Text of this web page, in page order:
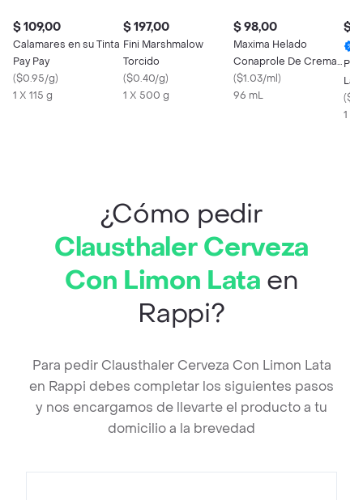
$ 109,00
Calamares en su Tinta
Pay Pay
($0.95/g)
1 X 115 g
$ 197,00
Fini Marshmalow
Torcido
($0.40/g)
1 X 500 g
$ 98,00
Maxima Helado
Conaprole De Crema
Con Almendra
($1.03/ml)
96 mL
$
(
1 X
¿Cómo pedir
Clausthaler Cerveza
Con Limon Lata en
Rappi?
Para pedir Clausthaler Cerveza Con Limon Lata
en Rappi debes completar los siguientes pasos
y nos encargamos de llevarte el producto a tu
domicilio a la brevedad